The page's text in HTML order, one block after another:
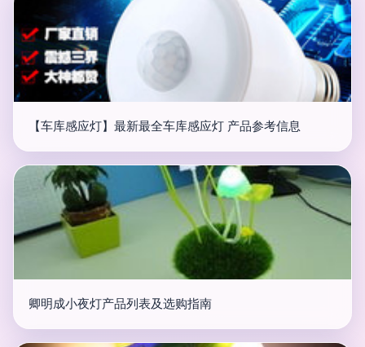
【车库感应灯】最新最全车库感应灯 产品参考信息
卿明成小夜灯产品列表及选购指南